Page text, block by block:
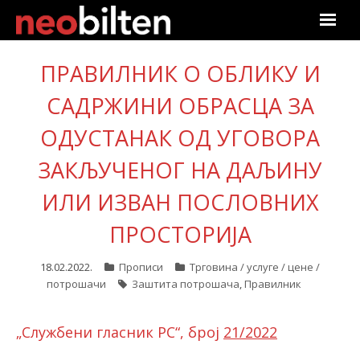
Почетна
Претрага
Актуелно
Подаци
Пријава
ПРАВИЛНИК О ОБЛИКУ И
САДРЖИНИ ОБРАСЦА ЗА
ОДУСТАНАК ОД УГОВОРА
ЗАКЉУЧЕНОГ НА ДАЉИНУ
ИЛИ ИЗВАН ПОСЛОВНИХ
ПРОСТОРИЈА
18.02.2022. Прописи
Трговина / услуге / цене /
потрошачи
Заштита потрошача, Правилник
„Службени гласник РС“, број 21/2022